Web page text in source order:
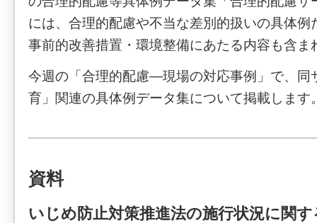
には、合理的配慮や不当な差別的扱いの具体例
事前的改善措置・環境整備にあたる内容も含ま
今週の「合理的配慮―現場の対応事例」で、同
育」関連の具体例データ集について掲載します
資料
いじめ防止対策推進法の施行状況に関